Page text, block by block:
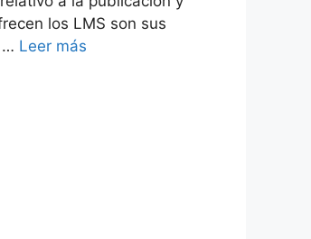
los LMS son sus
… Leer más